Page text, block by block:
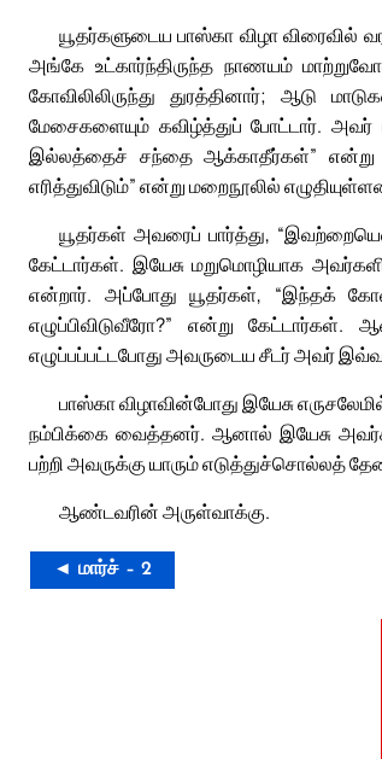
யூதர்களுடைய பாஸ்கா விழா விரைவில்
அங்கே உட்கார்ந்திருந்த நாணயம்
கோவிலிலிருந்து துரத்தினார்; ஆடு
மேசைகளையும் கவிழ்த்துப் போட்டார்.
இல்லத்தைச் சந்தை ஆக்காதீர்கள்” என்று
எரித்துவிடும்” என்று மறைநூலில்
யூதர்கள் அவரைப் பார்த்து,
கேட்டார்கள். இயேசு மறுமொழியாக
என்றார். அப்போது யூதர்கள், “இந்தக்
எழுப்பிவிடுவீரோ?” என்று
எழுப்பப்பட்டபோது அவருடைய சீடர் அவர்
பாஸ்கா விழாவின்போது இயேசு
நம்பிக்கை வைத்தனர். ஆனால் இயேசு
பற்றி அவருக்கு யாரும் எடுத்துச்சொல்லத்
ஆண்டவரின் அருள்வாக்கு.
◄ மார்ச் – 2